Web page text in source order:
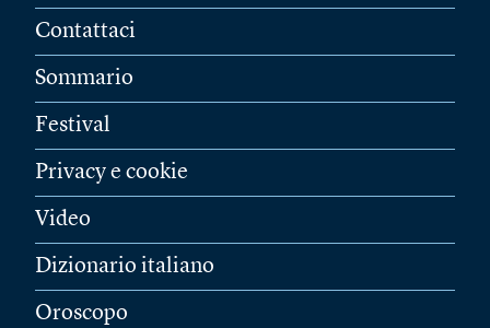
Contattaci
Sommario
Festival
Privacy e cookie
Video
Dizionario italiano
Oroscopo